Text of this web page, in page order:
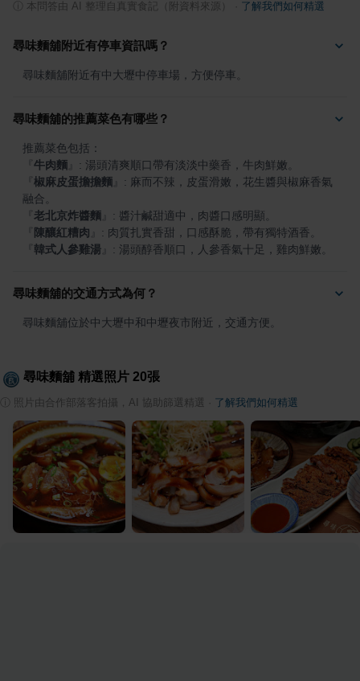
本問答由 AI 整理自真實食記（附資料來源） 了解我們如何精選
尋味麵舖附近有停車資訊嗎？
尋味麵舖附近有中大壢中停車場，方便停車。
尋味麵舖的推薦菜色有哪些？
牛肉麵
椒麻皮蛋擔擔麵
: 麻而不辣，皮蛋滑嫩，花生醬與椒麻香氣
老北京炸醬麵
陳釀紅糟肉
韓式人參雞湯 : 湯頭醇香順口，人參香氣十足，雞肉鮮嫩。
尋味麵舖的交通方式為何？
尋味麵舖位於中大壢中和中壢夜市附近，交通方便。
尋味麵舖 精選照片 20張
照片由合作部落客拍攝，AI 協助篩選精選 了解我們如何精選